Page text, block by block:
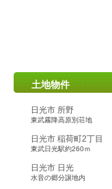
土地物件
日光市 所野
東武霧降高原別荘地
日光市 稲荷町2丁目
東武日光駅約260ｍ
日光市 日光
水音の郷分譲地内